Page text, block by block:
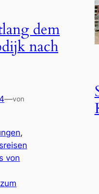
dem
nach
—von
von